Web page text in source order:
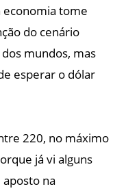
economia tome
do cenário
mundos, mas
esperar o dólar
220, no máximo
já vi alguns
na